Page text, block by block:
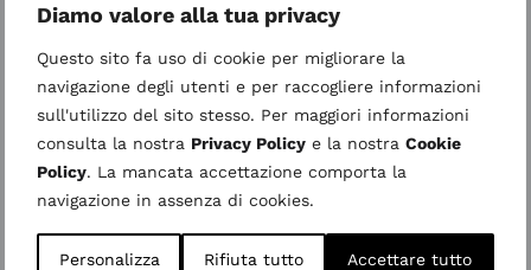
Diamo valore alla tua privacy
Questo sito fa uso di cookie per migliorare la
navigazione degli utenti e per raccogliere informazioni
sull'utilizzo del sito stesso. Per maggiori informazioni
consulta la nostra Privacy Policy e la nostra Cookie
Policy. La mancata accettazione comporta la
navigazione in assenza di cookies.
Personalizza Rifiuta tutto Accettare tutto
Ultimi articoli
27 agosto 2026 nuovo incontro “Informativo su Parto Analgesia”
– Calendario 2026
Agosto 5, 2026
Sospensione temporanea dell’attività ambulatoriale di Genetica
medica